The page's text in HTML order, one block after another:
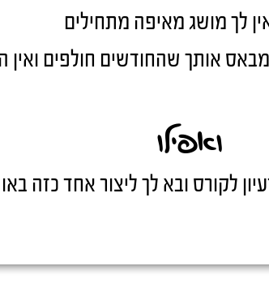
לך מושג מאיפה מתחילים
אותך שהחודשים חולפים ואין
ואפילו
לקורס ובא לך ליצור אחד כזה